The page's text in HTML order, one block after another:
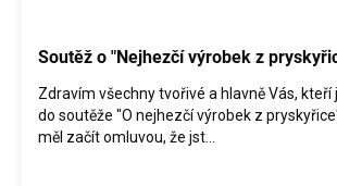
Soutěž o "Nejhezčí výrobek z
Zdravím všechny tvořivé a hlavně Vás, kteří
do soutěže "O nejhezčí výrobek z
měl začít omluvou, že jst...